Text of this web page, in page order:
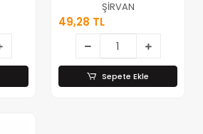
ŞİRVAN
49,28 TL
Sepete Ekle